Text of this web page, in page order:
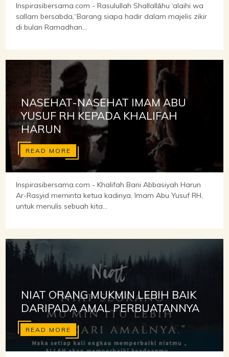
Inspirasibersama.com - Rasulullah Shallallāhu ‘alaihi wa
sallam bersabda,“Barang siapa hadir dalam majelis zikir
di bulan Ramadhan...
NASEHAT-NASEHAT IMAM ABU
YUSUF RH KEPADA KHALIFAH
HARUN
READ MORE
Inspirasibersama.com - Khalifah Bani Abbasiyah Harun
Ar-Rasyid meminta ketua kadinya, Imam Abu Yusuf RH,
untuk menulis sebuah kita...
NIAT ORANG MUKMIN LEBIH BAIK
DARIPADA AMAL PERBUATANNYA
READ MORE